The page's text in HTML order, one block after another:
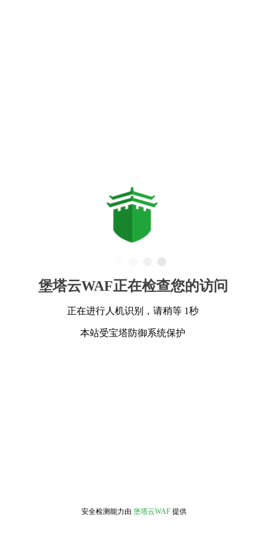
堡塔云WAF正在检查您的访问
正在进行人机识别，请稍等 1秒
本站受宝塔防御系统保护
安全检测能力由 堡塔云WAF 提供